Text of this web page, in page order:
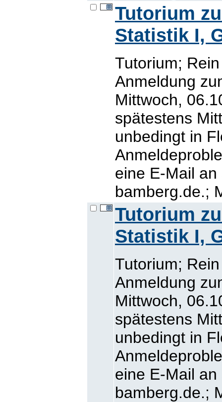
Tutorium
Statistik I,
Tutorium;
Anmeldung
Mittwoch,
spätestens
unbedingt in
eine E-Mail
bamberg.de.;
Tutorium
Statistik I,
Tutorium;
Anmeldung
Mittwoch,
spätestens
unbedingt in
eine E-Mail
bamberg.de.;